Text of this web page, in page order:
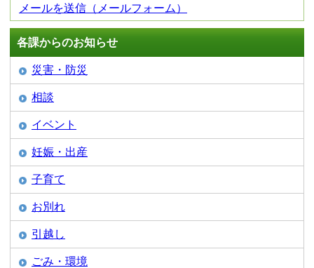
メールを送信（メールフォーム）
各課からのお知らせ
災害・防災
相談
イベント
妊娠・出産
子育て
お別れ
引越し
ごみ・環境